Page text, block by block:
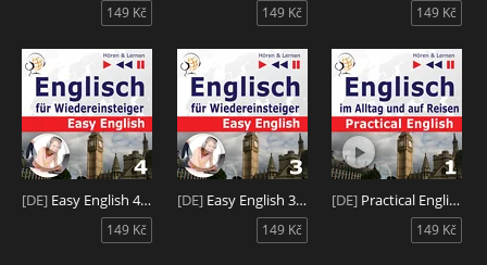
149 Kč 149 Kč 149 Kč
[DE] Easy English 4: Freizeit
149 Kč
[DE]Easy English 3: Schule und Arbeit
149 Kč
[DE] Practical English 1: Alltagssituationen
149 Kč